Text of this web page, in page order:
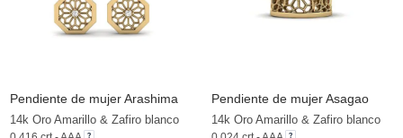
Pendiente de mujer Arashima
14k Oro Amarillo & Zafiro blanco
Pendiente de mujer Asagao
14k Oro Amarillo & Zafiro blanco